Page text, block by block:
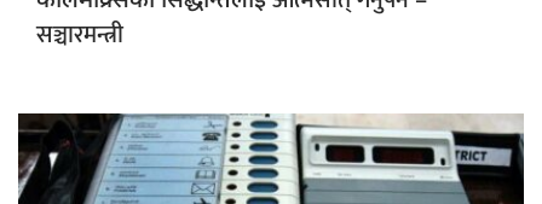
सञ्चारमन्त्री